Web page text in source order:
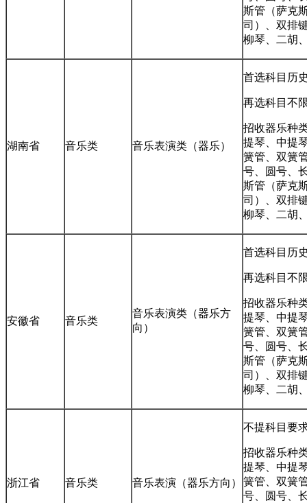
斯管（萨克
司）、双排
柳琴、二胡
湖南省 音乐类 音乐表演类（器乐）
首选科目历
再选科目不
招收器乐种
提琴、中提
簧管、双簧
号、圆号、
斯管（萨克
司）、双排
柳琴、二胡
安徽省 音乐类
音乐表演类（器乐方
向）
首选科目历
再选科目不
招收器乐种
提琴、中提
簧管、双簧
号、圆号、
斯管（萨克
司）、双排
柳琴、二胡
浙江省 音乐类 音乐表演（器乐方向）
不提科目要
招收器乐种
提琴、中提
簧管、双簧
号、圆号、